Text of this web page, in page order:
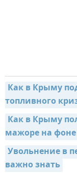
Как в Крыму
топливного
Как в Крыму
мажоре на
Увольнение в
важно знать